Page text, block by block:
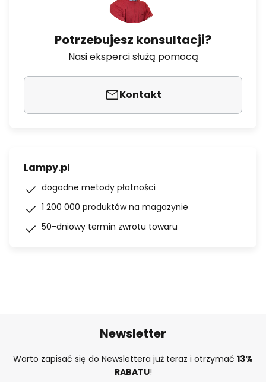
Potrzebujesz konsultacji?
Nasi eksperci służą pomocą
Kontakt
Lampy.pl
dogodne metody płatności
1 200 000 produktów na magazynie
50-dniowy termin zwrotu towaru
Newsletter
Warto zapisać się do Newslettera już teraz i otrzymać 13%
RABATU!